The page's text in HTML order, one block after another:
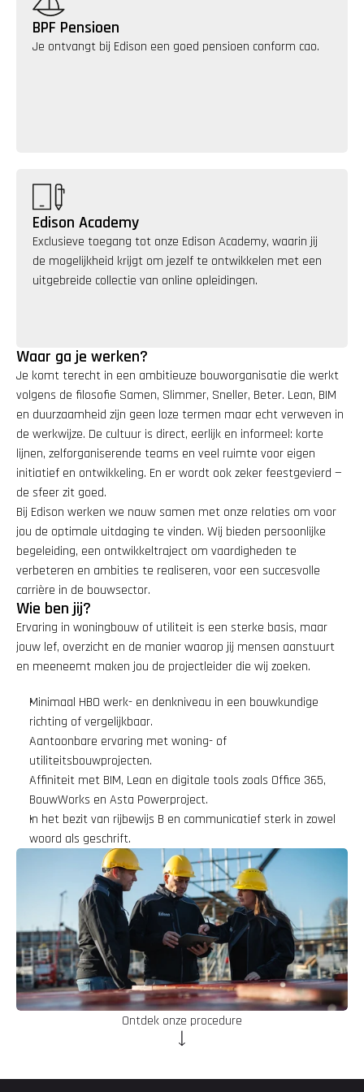
BPF Pensioen
Je ontvangt bij Edison een goed pensioen conform cao.
Edison Academy
Exclusieve toegang tot onze Edison Academy, waarin jij
de mogelijkheid krijgt om jezelf te ontwikkelen met een
uitgebreide collectie van online opleidingen.
Waar ga je werken?
Je komt terecht in een ambitieuze bouworganisatie die werkt
volgens de filosofie Samen, Slimmer, Sneller, Beter. Lean, BIM
en duurzaamheid zijn geen loze termen maar echt verweven in
de werkwijze. De cultuur is direct, eerlijk en informeel: korte
lijnen, zelforganiserende teams en veel ruimte voor eigen
initiatief en ontwikkeling. En er wordt ook zeker feestgevierd —
de sfeer zit goed.
Bij Edison werken we nauw samen met onze relaties om voor
jou de optimale uitdaging te vinden. Wij bieden persoonlijke
begeleiding, een ontwikkeltraject om vaardigheden te
verbeteren en ambities te realiseren, voor een succesvolle
carrière in de bouwsector.
Wie ben jij?
Ervaring in woningbouw of utiliteit is een sterke basis, maar
jouw lef, overzicht en de manier waarop jij mensen aanstuurt
en meeneemt maken jou de projectleider die wij zoeken.
Minimaal HBO werk- en denkniveau in een bouwkundige
richting of vergelijkbaar.
Aantoonbare ervaring met woning- of
utiliteitsbouwprojecten.
Affiniteit met BIM, Lean en digitale tools zoals Office 365,
BouwWorks en Asta Powerproject.
In het bezit van rijbewijs B en communicatief sterk in zowel
woord als geschrift.
Ontdek onze procedure